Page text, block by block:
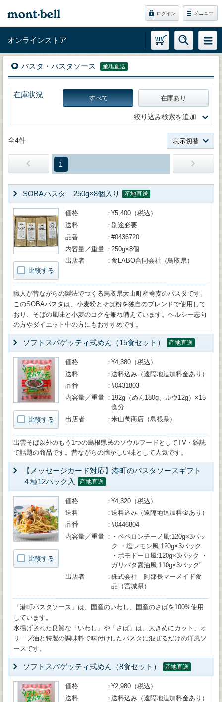
ログイン メニュー
オンラインストア
パスタ・パスタソース 産地直送
在庫状況 すべて 在庫あり
絞り込み検索を追加
全4件 表示切替
1
SOBAパスタ 250g×8個入り 産地直送
比較する
価格
¥5,400（税込）
送料
別途必要
品番
#0436720
内容量／重量
250g×8個
出店者
食LABO合同会社（鳥取県）
職人が昔ながらの製法でつくる鳥取県大山町産蕎麦のパスタです。
このSOBAパスタは、小麦粉とそば粉を独自のブレンドで使用して
おり、そばの風味と小麦のコクを兼ね備えています。ヘルシー志向
の方やダイエット中の方にもおすすめです。
ソフトスパゲッティ式めん（15食セット） 産地直送
比較する
価格
¥4,380（税込）
送料
送料込み（遠隔地追加料金あり）
品番
#0431803
内容量／重量
192g（めん180g、ルウ12g）×15
食分
出店者
米山萬商店（島根県）
出雲そば以外のもう1つの島根県民のソウルフードとしてTV・雑誌
で話題の商品です。昔ながらの懐かしい味として人気です。
【メッセージカード対応】港町のパスタソースギフト
４種12パック入
産地直送
比較する
価格
¥4,320（税込）
送料
送料込み（遠隔地追加料金あり）
品番
#0446804
内容量／重量
・ペペロンチーノ風:120g×3パッ
ク ・塩レモン風:120g×3パック
・ポモドーロ風:120g×3パック ・
ガリバタ醤油風:110g×3パック"
出店者
株式会社 阿部長マーメイド食
品（宮城県）
「港町パスタソース」は、国産のいわし、国産のさばを100%使用
しています。
水揚げされた良質な「いわし」や「さば」は、大きめにカット、オ
リーブ油と特製の調味料で味付けしたパスタに混ぜるだけの洋風ソ
ースです。
ソフトスパゲッティ式めん（8食セット） 産地直送
価格
¥2,980（税込）
送料
送料込み（遠隔地追加料金あり）